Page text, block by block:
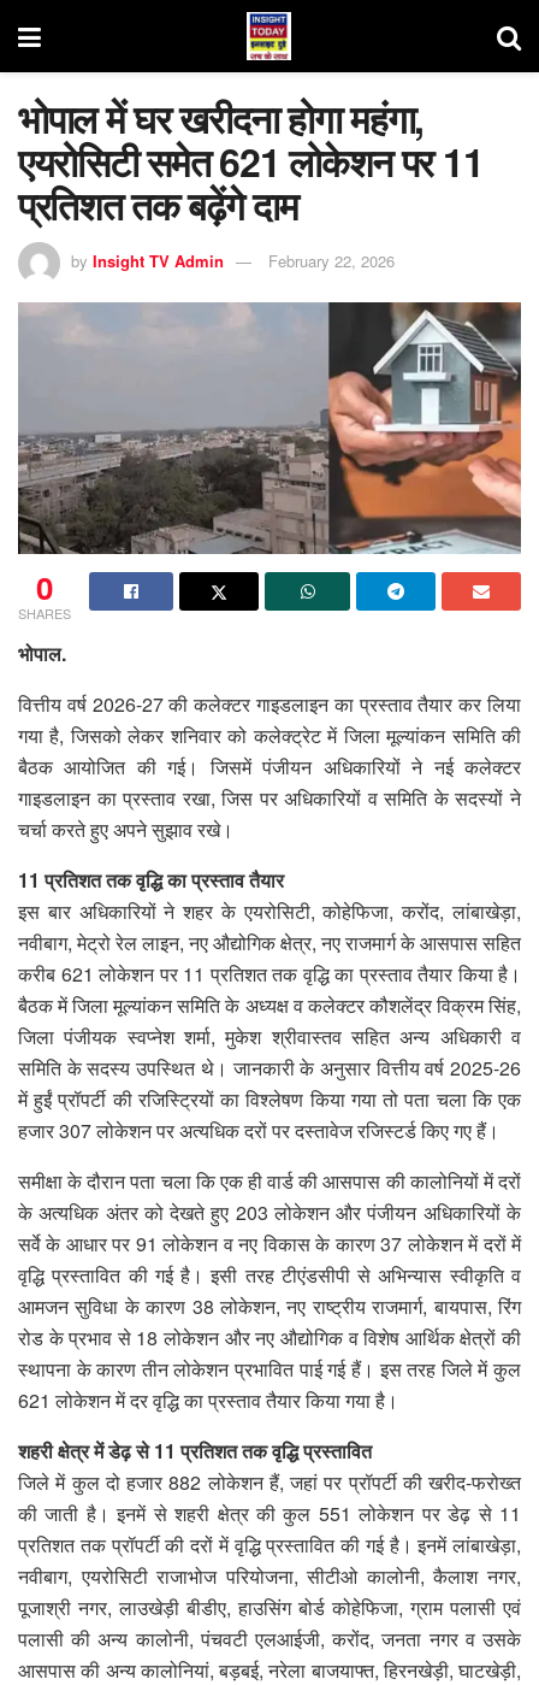
भोपाल में घर खरीदना होगा महंगा,
एयरोसिटी समेत 621 लोकेशन पर 11
प्रतिशत तक बढ़ेंगे दाम
by Insight TV Admin February 22, 2026
0
SHARES
भोपाल.
वित्तीय वर्ष 2026-27 की कलेक्टर गाइडलाइन का प्रस्ताव तैयार कर लिया
गया है, जिसको लेकर शनिवार को कलेक्ट्रेट में जिला मूल्यांकन समिति की
बैठक आयोजित की गई। जिसमें पंजीयन अधिकारियों ने नई कलेक्टर
गाइडलाइन का प्रस्ताव रखा, जिस पर अधिकारियों व समिति के सदस्यों ने
चर्चा करते हुए अपने सुझाव रखे।
11 प्रतिशत तक वृद्धि का प्रस्ताव तैयार
इस बार अधिकारियों ने शहर के एयरोसिटी, कोहेफिजा, करोंद, लांबाखेड़ा,
नवीबाग, मेट्रो रेल लाइन, नए औद्योगिक क्षेत्र, नए राजमार्ग के आसपास सहित
करीब 621 लोकेशन पर 11 प्रतिशत तक वृद्धि का प्रस्ताव तैयार किया है।
बैठक में जिला मूल्यांकन समिति के अध्यक्ष व कलेक्टर कौशलेंद्र विक्रम सिंह,
जिला पंजीयक स्वप्नेश शर्मा, मुकेश श्रीवास्तव सहित अन्य अधिकारी व
समिति के सदस्य उपस्थित थे। जानकारी के अनुसार वित्तीय वर्ष 2025-26
में हुईं प्रॉपर्टी की रजिस्ट्रियों का विश्लेषण किया गया तो पता चला कि एक
हजार 307 लोकेशन पर अत्यधिक दरों पर दस्तावेज रजिस्टर्ड किए गए हैं।
समीक्षा के दौरान पता चला कि एक ही वार्ड की आसपास की कालोनियों में दरों
के अत्यधिक अंतर को देखते हुए 203 लोकेशन और पंजीयन अधिकारियों के
सर्वे के आधार पर 91 लोकेशन व नए विकास के कारण 37 लोकेशन में दरों में
वृद्धि प्रस्तावित की गई है। इसी तरह टीएंडसीपी से अभिन्यास स्वीकृति व
आमजन सुविधा के कारण 38 लोकेशन, नए राष्ट्रीय राजमार्ग, बायपास, रिंग
रोड के प्रभाव से 18 लोकेशन और नए औद्योगिक व विशेष आर्थिक क्षेत्रों की
स्थापना के कारण तीन लोकेशन प्रभावित पाई गई हैं। इस तरह जिले में कुल
621 लोकेशन में दर वृद्धि का प्रस्ताव तैयार किया गया है।
शहरी क्षेत्र में डेढ़ से 11 प्रतिशत तक वृद्धि प्रस्तावित
जिले में कुल दो हजार 882 लोकेशन हैं, जहां पर प्रॉपर्टी की खरीद-फरोख्त
की जाती है। इनमें से शहरी क्षेत्र की कुल 551 लोकेशन पर डेढ़ से 11
प्रतिशत तक प्रॉपर्टी की दरों में वृद्धि प्रस्तावित की गई है। इनमें लांबाखेड़ा,
नवीबाग, एयरोसिटी राजाभोज परियोजना, सीटीओ कालोनी, कैलाश नगर,
पूजाश्री नगर, लाउखेड़ी बीडीए, हाउसिंग बोर्ड कोहेफिजा, ग्राम पलासी एवं
पलासी की अन्य कालोनी, पंचवटी एलआईजी, करोंद, जनता नगर व उसके
आसपास की अन्य कालोनियां, बड़बई, नरेला बाजयाफ्त, हिरनखेड़ी, घाटखेड़ी,